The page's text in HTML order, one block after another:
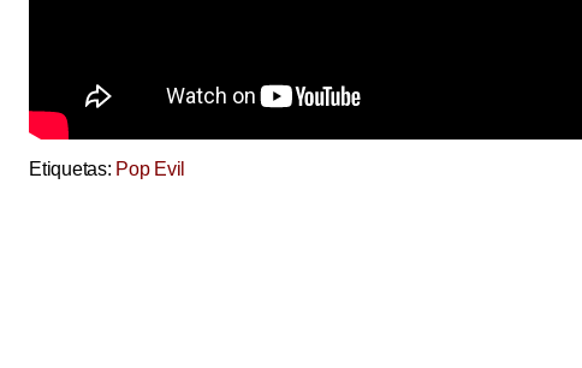
Etiquetas: Pop Evil